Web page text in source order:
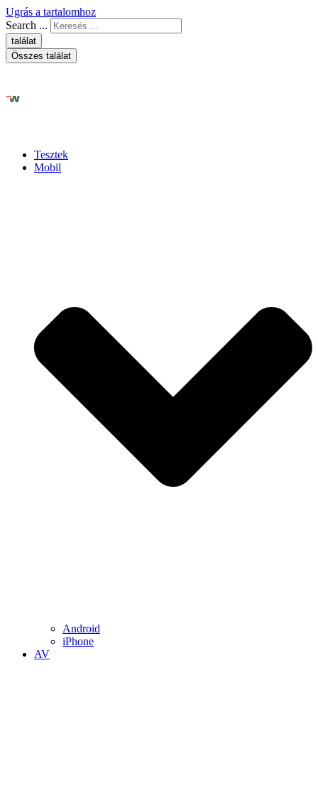
Ugrás a tartalomhoz
Search ...
találat
Összes találat
Tesztek
Mobil
Android
iPhone
AV